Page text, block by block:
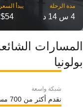
مدة الرحلة
4 س 14 د $54
بولونيا
شبكة واسعة
نقدم أكثر من 700 مسار حول العالم.